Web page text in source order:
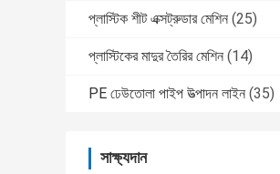
প্লাস্টিক শীট এক্সট্রুডার মেশিন (25)
প্লাস্টিকের মাদুর তৈরির মেশিন (14)
PE ঢেউতোলা পাইপ উত্পাদন লাইন (35)
সাক্ষ্যদান